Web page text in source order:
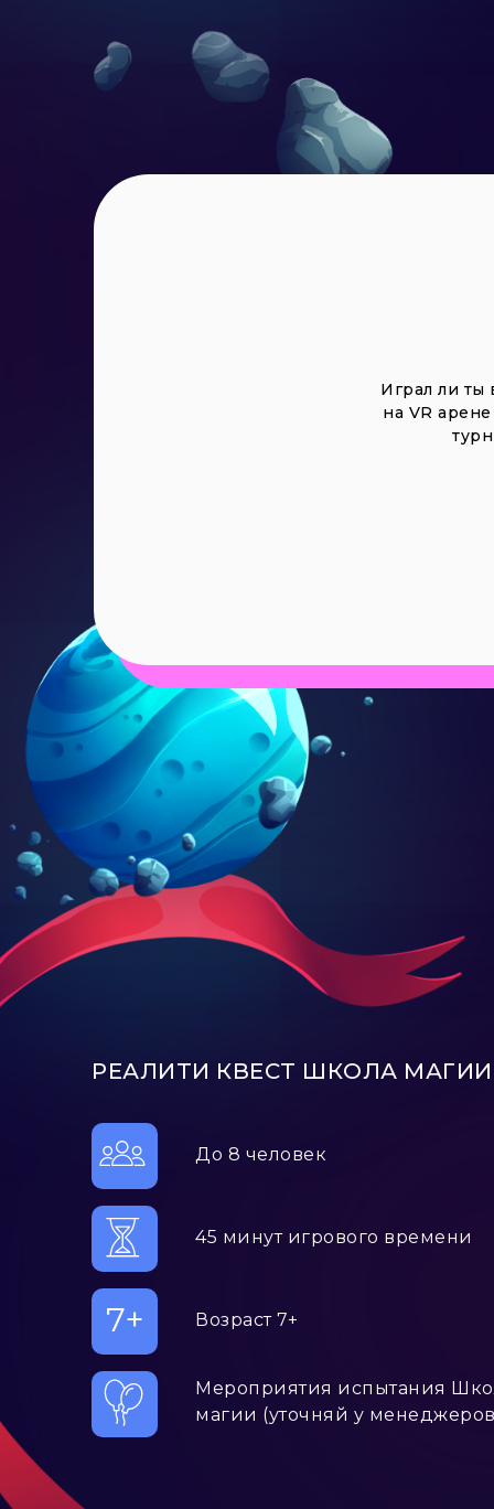
Играл ли ты
на VR
РЕАЛИТИ КВЕСТ ШКОЛА МАГИИ
До 8 человек
45 минут игрового времени
Возраст 7+
Мероприятия испытания
магии (уточняй у
7+